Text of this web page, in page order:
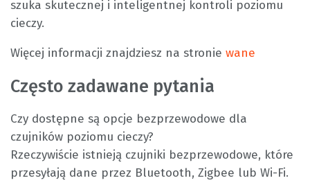
szuka skutecznej i inteligentnej kontroli poziomu
cieczy.
Więcej informacji znajdziesz na stronie wane
Często zadawane pytania
Czy dostępne są opcje bezprzewodowe dla
czujników poziomu cieczy?
Rzeczywiście istnieją czujniki bezprzewodowe, które
przesyłają dane przez Bluetooth, Zigbee lub Wi-Fi.